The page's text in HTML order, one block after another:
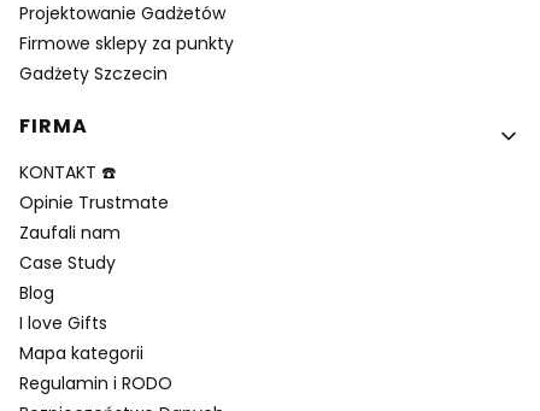
Projektowanie Gadżetów
Firmowe sklepy za punkty
Gadżety Szczecin
FIRMA
KONTAKT ☎️
Opinie Trustmate
Zaufali nam
Case Study
Blog
I love Gifts
Mapa kategorii
Regulamin i RODO